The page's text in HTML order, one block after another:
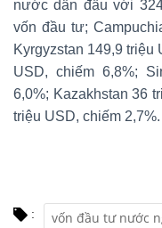
nước dẫn đầu với
vốn đầu tư;
Kyrgyzstan 149,9 triệu
USD, chiếm 6,8%;
6,0%; Kazakhstan 36
triệu USD, chiếm 2,7%.
: vốn đầu tư nước